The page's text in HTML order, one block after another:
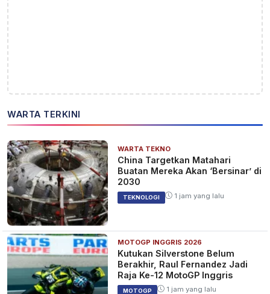
WARTA TERKINI
WARTA TEKNO
China Targetkan Matahari
Buatan Mereka Akan ‘Bersinar’ di
2030
TEKNOLOGI 1 jam yang lalu
MOTOGP INGGRIS 2026
Kutukan Silverstone Belum
Berakhir, Raul Fernandez Jadi
Raja Ke-12 MotoGP Inggris
MOTOGP 1 jam yang lalu